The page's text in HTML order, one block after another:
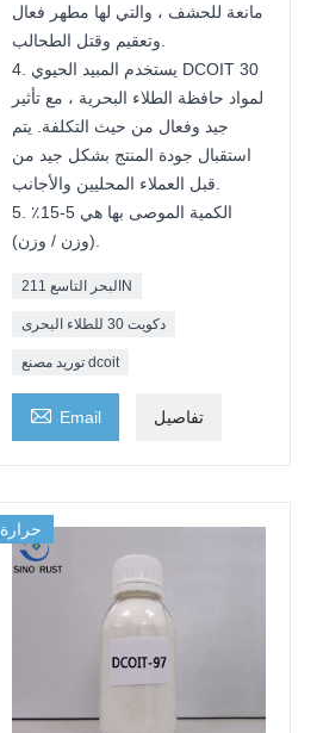
مانعة للحشف ، والتي لها مطهر فعال
4. يستخدم المبيد الحيوي DCOIT 30
لمواد حافظة الطلاء البحرية ، مع تأثير
جيد وفعال من حيث التكلفة. يتم
استقبال جودة المنتج بشكل جيد من
5. الكمية الموصى بها هي 5-15٪
البحر التاسع 211N
دكويت 30 للطلاء البحرى
توريد مصنع dcoit
 Email تفاصيل
حرارة